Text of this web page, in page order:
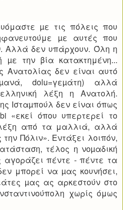
µε τις πόλεις που
µε αυτές που
Αλλά δεν υπάρχουν. Όλη η
µε την βία κατακτημένη...
Ανατολίας δεν είναι αυτό
dolu=γεµάτη) αλλά
λέξη η Ανατολή.
Ισταµπούλ δεν είναι όπως
«εκεί όπου υπερτερεί το
από τα μαλλιά, αλλά
Πόλιν». Εντάξει λοιπόν,
τέλος η νοµαδική
αγοράζει πέντε - πέντε τα
μπορεί να µας κουνήσει,
µας ας αρκεστούν στο
χωρίς όμως